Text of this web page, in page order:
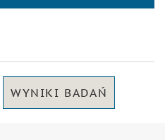
WYNIKI BADAŃ